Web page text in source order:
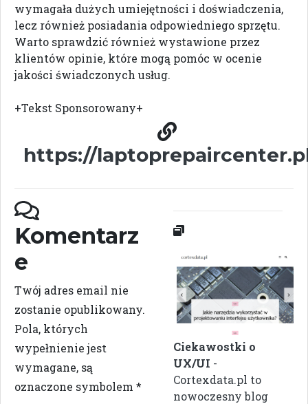
wymagała dużych umiejętności i doświadczenia,
lecz również posiadania odpowiedniego sprzętu.
Warto sprawdzić również wystawione przez
klientów opinie, które mogą pomóc w ocenie
jakości świadczonych usług.
+Tekst Sponsorowany+
https://
Komentarz
e
Twój adres email nie
zostanie opublikowany.
Pola, których
wypełnienie jest
wymagane, są
oznaczone symbolem *
Ciekawostki o
UX/UI -
Cortexdata.pl to
nowoczesny blog